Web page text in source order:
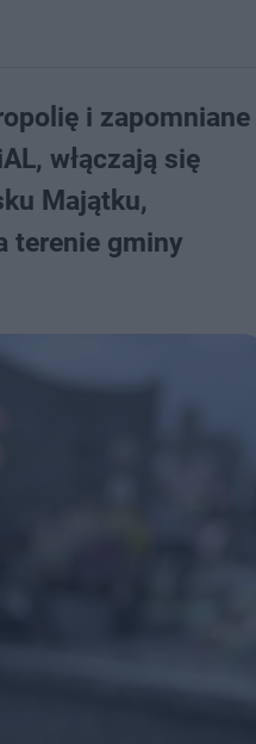
i zapomniane
włączają się
Majątku,
terenie gminy